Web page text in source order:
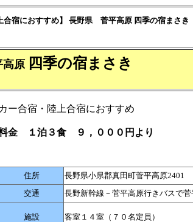
合宿におすすめ】 長野県 菅平高原 四季の宿まさき
高原 四季の宿まさき
ー合宿・陸上合宿におすすめ
金 １泊３食 ９，０００円より
住所
長野県小県郡真田町菅平高原2401
交通
長野新幹線－菅平高原行きバスで菅
施設 客室１４室（７０名定員）